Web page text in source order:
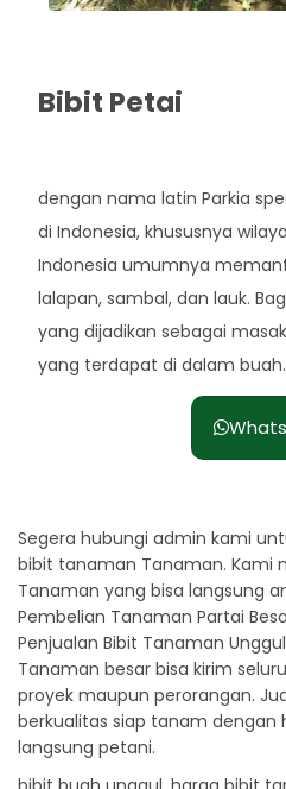
Bibit Petai
dengan nama latin Parkia
di Indonesia, khususnya
Indonesia umumnya
lalapan, sambal, dan lauk.
yang dijadikan sebagai
yang terdapat di dalam buah.
Segera hubungi admin kami
bibit tanaman Tanaman. Kami
Tanaman yang bisa langsung
Pembelian Tanaman Partai
Penjualan Bibit Tanaman
Tanaman besar bisa kirim
proyek maupun perorangan.
berkualitas siap tanam dengan
langsung petani.